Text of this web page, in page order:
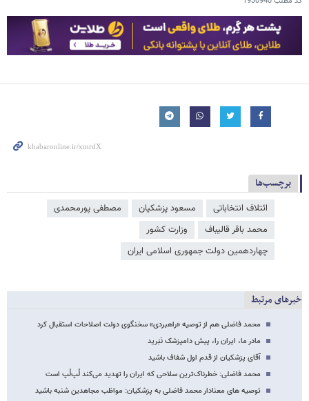
برچسب‌ها
ائتلاف انتخاباتی مسعود پزشکیان
مصطفی پورمحمدی
محمد باقر قالیباف
وزارت کشور
چهاردهمین دولت جمهوری اسلامی ایران
خبرهای مرتبط
محمد فاضلی هم از توصیه «راهبردی» سخنگوی دولت اصلاحات استقبال کرد
مادر ما، ایران را، پیش دامپزشک نَبَرید
آقای پزشکیان از قدم اول شفاف باشید
محمد فاضلی: خطرناک‌ترین سلاحی که ایران را تهدید می‌کند لُپ‌لُپ است
توصیه های معنادار محمد فاضلی به پزشکیان: مواظب مجاهدین شنبه باشید